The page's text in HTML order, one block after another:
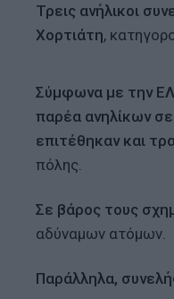
Τρεις ανήλικοι
Χορτιάτη,
Σύμφωνα με την
παρέα ανηλίκων
επιτέθηκαν και
πόλης.
Σε βάρος τους
αδύναμων ατόμων.
Παράλληλα,